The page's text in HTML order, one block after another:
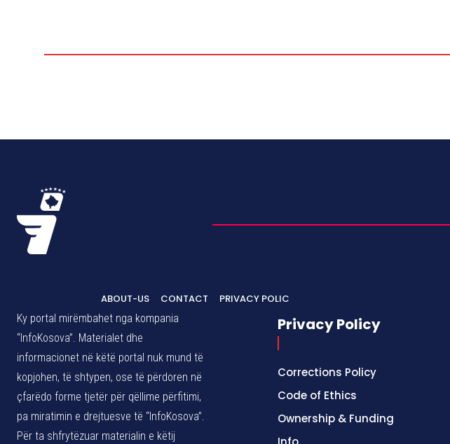
ABOUT-US CONTACT
PRIVACY POLIC
Ky portal mirëmbahet nga kompania
“InfoKosova”. Materialet dhe
informacionet në këtë portal nuk mund të
kopjohen, të shtypen, ose të përdoren në
çfarëdo forme tjetër për qëllime përfitimi,
pa miratimin e drejtuesve të “InfoKosova”.
Për ta shfrytëzuar materialin e këtij
Privacy Policy
Corrections Policy
Code of Ethics
Ownership & Funding